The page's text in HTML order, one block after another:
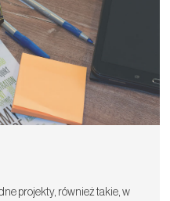
projekty, również takie, w